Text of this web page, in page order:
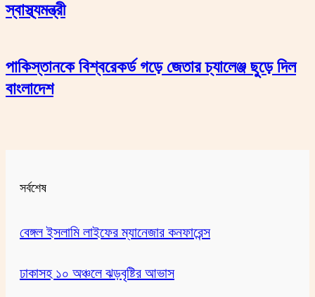
স্বাস্থ্যমন্ত্রী
পাকিস্তানকে বিশ্বরেকর্ড গড়ে জেতার চ্যালেঞ্জ ছুড়ে দিল
বাংলাদেশ
সর্বশেষ
বেঙ্গল ইসলামি লাইফের ম্যানেজার কনফারেন্স
ঢাকাসহ ১০ অঞ্চলে ঝড়বৃষ্টির আভাস